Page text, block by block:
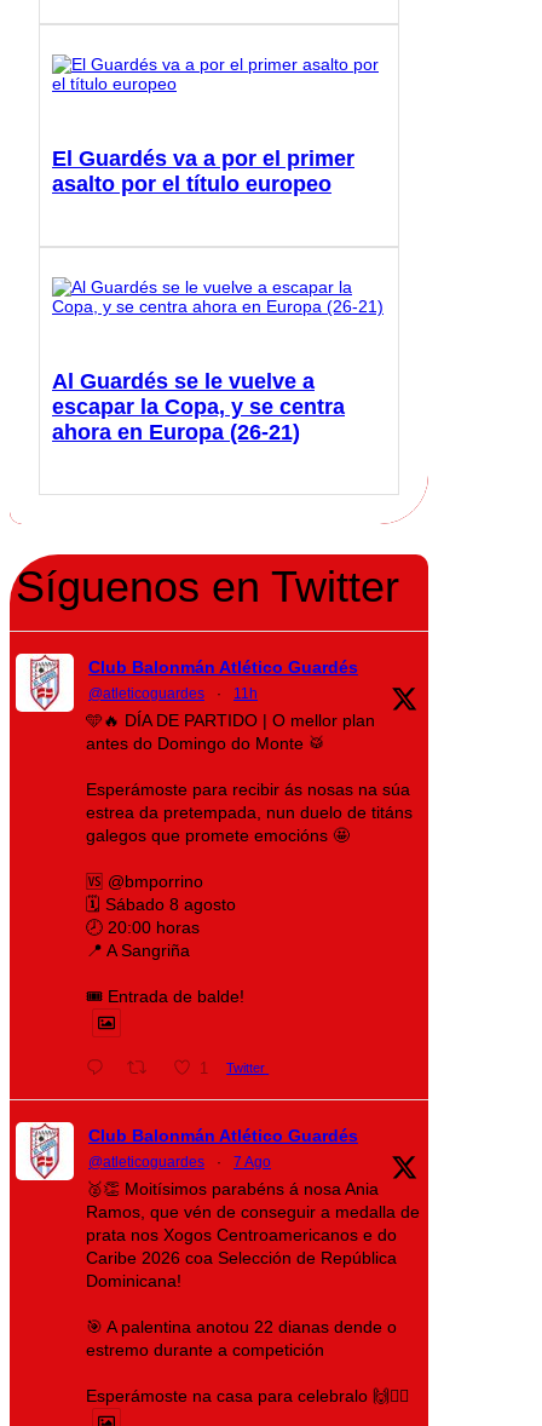
El Guardés va a por el primer
asalto por el título europeo
Al Guardés se le vuelve a
escapar la Copa, y se centra
ahora en Europa (26-21)
Síguenos en Twitter
Club Balonmán Atlético Guardés
@atleticoguardes · 11h
🩵🔥 DÍA DE PARTIDO | O mellor plan
antes do Domingo do Monte 🥁
Esperámoste para recibir ás nosas na súa
estrea da pretempada, nun duelo de titáns
galegos que promete emocións 🤩
🆚 @bmporrino
🗓️ Sábado 8 agosto
🕗 20:00 horas
📍 A Sangriña
🎟️ Entrada de balde!
1 Twitter
Club Balonmán Atlético Guardés
@atleticoguardes · 7 Ago
🥈👏 Moitísimos parabéns á nosa Ania
Ramos, que vén de conseguir a medalla de
prata nos Xogos Centroamericanos e do
Caribe 2026 coa Selección de República
Dominicana!
🎯 A palentina anotou 22 dianas dende o
estremo durante a competición
Esperámoste na casa para celebralo 🙌❤️‍🔥